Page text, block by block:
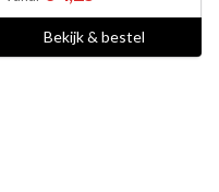
Bekijk & bestel